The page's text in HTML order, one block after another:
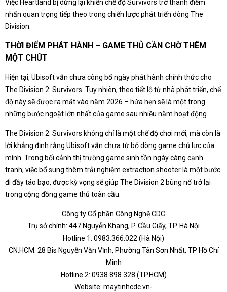
Việc Heartland bị dừng lại khiến chế độ Survivors trở thành điểm
nhấn quan trọng tiếp theo trong chiến lược phát triển dòng The
Division.
THỜI ĐIỂM PHÁT HÀNH – GAME THỦ CẦN CHỜ THÊM
MỘT CHÚT
Hiện tại, Ubisoft vẫn chưa công bố ngày phát hành chính thức cho
The Division 2: Survivors. Tuy nhiên, theo tiết lộ từ nhà phát triển, chế
độ này sẽ được ra mắt vào năm 2026 – hứa hẹn sẽ là một trong
những bước ngoặt lớn nhất của game sau nhiều năm hoạt động.
The Division 2: Survivors không chỉ là một chế độ chơi mới, mà còn là
lời khẳng định rằng Ubisoft vẫn chưa từ bỏ dòng game chủ lực của
mình. Trong bối cảnh thị trường game sinh tồn ngày càng cạnh
tranh, việc bổ sung thêm trải nghiệm extraction shooter là một bước
đi đầy táo bạo, được kỳ vọng sẽ giúp The Division 2 bùng nổ trở lại
trong cộng đồng game thủ toàn cầu.
Công ty Cổ phần Công Nghệ CDC
Trụ sở chính: 447 Nguyễn Khang, P. Cầu Giấy, TP. Hà Nội
Hotline 1: 0983.366.022 (Hà Nội)
CN.HCM: 28 Bis Nguyễn Văn Vĩnh, Phường Tân Sơn Nhất, TP Hồ Chí
Minh
Hotline 2: 0938.898.328 (TP.HCM)
Website: maytinhcdc.vn-